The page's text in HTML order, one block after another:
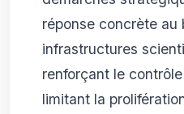
réponse concrète au
infrastructures
renforçant le
limitant la